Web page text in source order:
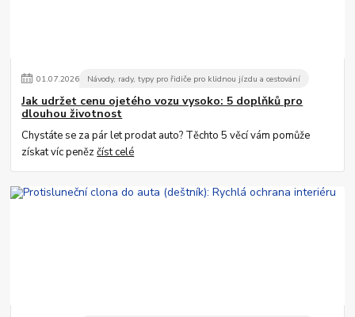
01.07.2026 Návody, rady, typy pro řidiče pro klidnou jízdu a cestování
Jak udržet cenu ojetého vozu vysoko: 5 doplňků pro
dlouhou životnost
Chystáte se za pár let prodat auto? Těchto 5 věcí vám pomůže
získat víc penězčíst celé